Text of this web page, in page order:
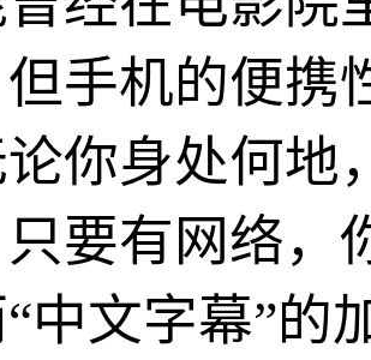
手机的便携
你身处何地
要有网络，
“中文字幕”